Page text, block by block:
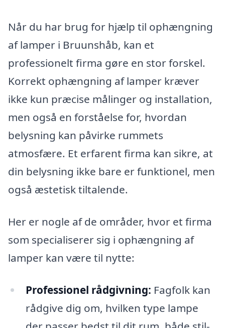
Når du har brug for hjælp til ophængning
af lamper i Bruunshåb, kan et
professionelt firma gøre en stor forskel.
Korrekt ophængning af lamper kræver
ikke kun præcise målinger og installation,
men også en forståelse for, hvordan
belysning kan påvirke rummets
atmosfære. Et erfarent firma kan sikre, at
din belysning ikke bare er funktionel, men
også æstetisk tiltalende.
Her er nogle af de områder, hvor et firma
som specialiserer sig i ophængning af
lamper kan være til nytte:
Professionel rådgivning: Fagfolk kan
rådgive dig om, hvilken type lampe